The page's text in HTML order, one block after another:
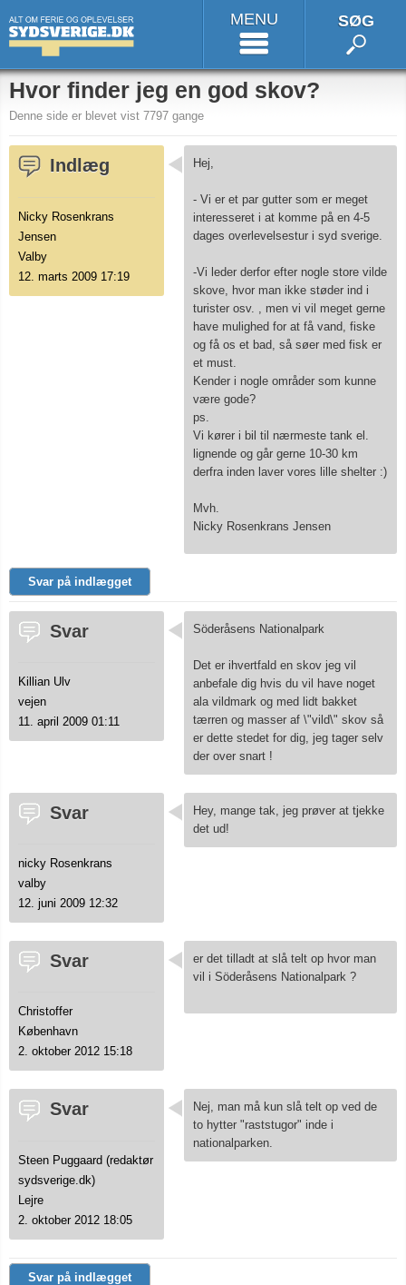
MENU SØG
Hvor finder jeg en god skov?
Denne side er blevet vist 7797 gange
Indlæg
Nicky Rosenkrans
Jensen
Valby
12. marts 2009 17:19
Hej,
- Vi er et par gutter som er meget
interesseret i at komme på en 4-5
dages overlevelsestur i syd sverige.
-Vi leder derfor efter nogle store vilde
skove, hvor man ikke støder ind i
turister osv. , men vi vil meget gerne
have mulighed for at få vand, fiske
og få os et bad, så søer med fisk er
et must.
Kender i nogle områder som kunne
være gode?
ps.
Vi kører i bil til nærmeste tank el.
lignende og går gerne 10-30 km
derfra inden laver vores lille shelter :)
Mvh.
Nicky Rosenkrans Jensen
Svar på indlægget
Svar
Killian Ulv
vejen
11. april 2009 01:11
Söderåsens Nationalpark
Det er ihvertfald en skov jeg vil
anbefale dig hvis du vil have noget
ala vildmark og med lidt bakket
tærren og masser af \"vild\" skov så
er dette stedet for dig, jeg tager selv
der over snart !
Svar
nicky Rosenkrans
valby
12. juni 2009 12:32
Hey, mange tak, jeg prøver at tjekke
det ud!
Svar
Christoffer
København
2. oktober 2012 15:18
er det tilladt at slå telt op hvor man
vil i Söderåsens Nationalpark ?
Svar
Steen Puggaard (redaktør
sydsverige.dk)
Lejre
2. oktober 2012 18:05
Nej, man må kun slå telt op ved de
to hytter "raststugor" inde i
nationalparken.
Svar på indlægget